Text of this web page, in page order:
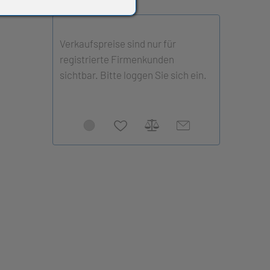
Verkaufspreise sind nur für
registrierte Firmenkunden
sichtbar. Bitte loggen Sie sich ein.